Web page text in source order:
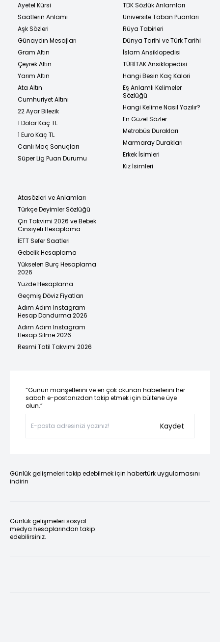
Ayetel Kürsi
Saatlerin Anlamı
Aşk Sözleri
Günaydın Mesajları
Gram Altın
Çeyrek Altın
Yarım Altın
Ata Altın
Cumhuriyet Altını
22 Ayar Bilezik
1 Dolar Kaç TL
1 Euro Kaç TL
Canlı Maç Sonuçları
Süper Lig Puan Durumu
TDK Sözlük Anlamları
Üniversite Taban Puanları
Rüya Tabirleri
Dünya Tarihi ve Türk Tarihi
İslam Ansiklopedisi
TÜBİTAK Ansiklopedisi
Hangi Besin Kaç Kalori
Eş Anlamlı Kelimeler
Sözlüğü
Hangi Kelime Nasıl Yazılır?
En Güzel Sözler
Metrobüs Durakları
Marmaray Durakları
Erkek İsimleri
Kız İsimleri
Atasözleri ve Anlamları
Türkçe Deyimler Sözlüğü
Çin Takvimi 2026 ve Bebek
Cinsiyeti Hesaplama
İETT Sefer Saatleri
Gebelik Hesaplama
Yükselen Burç Hesaplama
2026
Yüzde Hesaplama
Geçmiş Döviz Fiyatları
Adım Adım Instagram
Hesap Dondurma 2026
Adım Adım Instagram
Hesap Silme 2026
Resmi Tatil Takvimi 2026
“Günün manşetlerini ve en çok okunan haberlerini her
sabah e-postanızdan takip etmek için bültene üye
olun.”
Kaydet
Günlük gelişmeleri takip edebilmek için habertürk uygulamasını
indirin
Günlük gelişmeleri sosyal
medya hesaplarından takip
edebilirsiniz.